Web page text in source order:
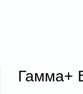
Гамма+